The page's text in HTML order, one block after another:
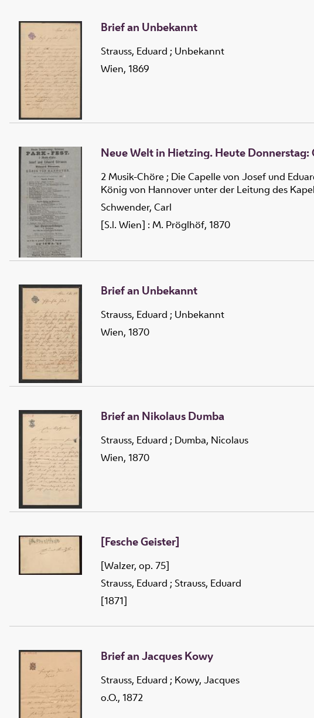
Brief an Unbekannt
Strauss, Eduard ; Unbekannt
Wien, 1869
Neue Welt in Hietzing. Heute Donnerstag:
2 Musik-Chöre ; Die Capelle von Josef und
König von Hannover unter der Leitung des
Schwender, Carl
[S.l. Wien] : M. Pröglhöf, 1870
Brief an Unbekannt
Strauss, Eduard ; Unbekannt
Wien, 1870
Brief an Nikolaus Dumba
Strauss, Eduard ; Dumba, Nicolaus
Wien, 1870
[Fesche Geister]
[Walzer, op. 75]
Strauss, Eduard ; Strauss, Eduard
[1871]
Brief an Jacques Kowy
Strauss, Eduard ; Kowy, Jacques
o.O., 1872